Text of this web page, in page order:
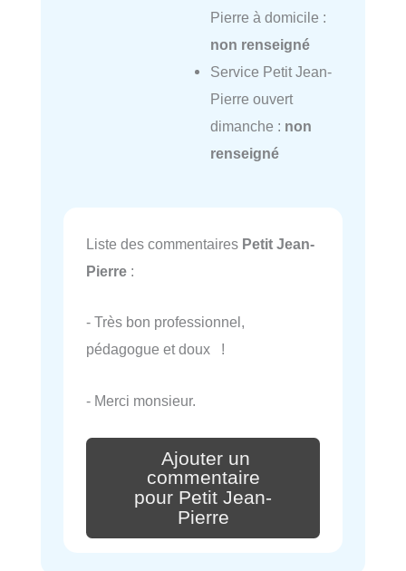
Pierre à domicile :
non renseigné
Service Petit Jean-
Pierre ouvert
dimanche : non
renseigné
Liste des commentaires Petit Jean-
Pierre :
- Très bon professionnel,
pédagogue et doux !
- Merci monsieur.
Ajouter un
commentaire
pour Petit Jean-
Pierre